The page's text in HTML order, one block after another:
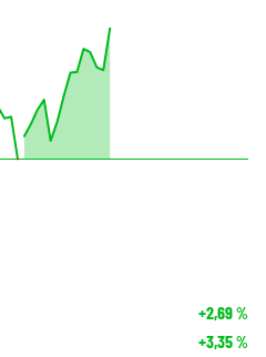
+2,69%
+3,35%